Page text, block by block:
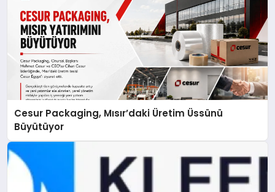
Cesur Packaging, Mısır’daki Üretim Üssünü
Büyütüyor